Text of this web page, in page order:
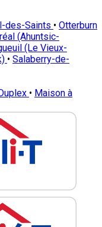
des-Saints • Otterburn
(Ahuntsic-
(Le Vieux-
• Salaberry-de-
Duplex • Maison à